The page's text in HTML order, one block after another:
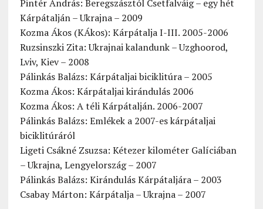
Pintér András: Beregszásztól Csetfalváig – egy hét
Kárpátalján – Ukrajna – 2009
Kozma Ákos (KÁkos): Kárpátalja I-III. 2005-2006
Ruzsinszki Zita: Ukrajnai kalandunk – Uzghoorod,
Lviv, Kiev – 2008
Pálinkás Balázs: Kárpátaljai biciklitúra – 2005
Kozma Ákos: Kárpátaljai kirándulás 2006
Kozma Ákos: A téli Kárpátalján. 2006-2007
Pálinkás Balázs: Emlékek a 2007-es kárpátaljai
biciklitúráról
Ligeti Csákné Zsuzsa: Kétezer kilométer Galíciában
– Ukrajna, Lengyelország – 2007
Pálinkás Balázs: Kirándulás Kárpátaljára – 2003
Csabay Márton: Kárpátalja – Ukrajna – 2007